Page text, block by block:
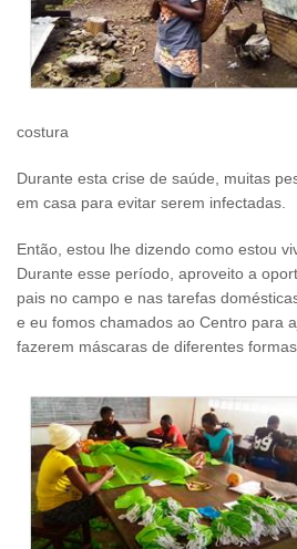
costura
Durante esta crise de saúde, muitas
em casa para evitar serem infectadas.
Então, estou lhe dizendo como estou
Durante esse período, aproveito a
pais no campo e nas tarefas
e eu fomos chamados ao Centro para
fazerem máscaras de diferentes formas.